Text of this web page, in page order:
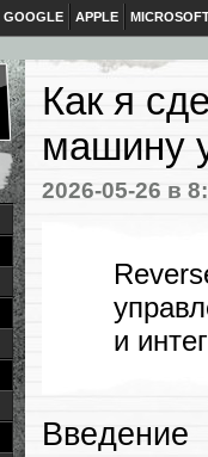
GOOGLE APPLE
Как я
машину
2026-05-26 в
и
Введение